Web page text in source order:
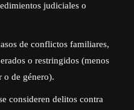
judiciales o
de conflictos familiares,
o restringidos (menos
o de género).
consideren delitos contra